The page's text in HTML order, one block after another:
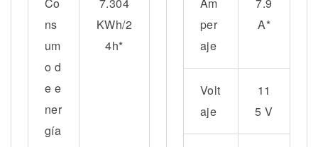
Co
ns
um
o d
e e
ner
gía
7.304
KWh/2
4h*
Am
per
aje
7.9
A*
Volt
aje
11
5 V